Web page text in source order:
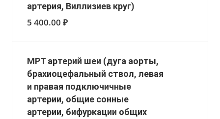
артерия, Виллизиев круг)
5 400.00 ₽
МРТ артерий шеи (дуга аорты,
брахиоцефальный ствол, левая
и правая подключичные
артерии, общие сонные
артерии, бифуркации общих